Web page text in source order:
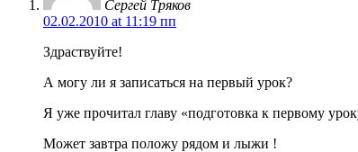
Сергей Тряков
02.02.2010 at 11:19 пп
Здраствуйте!
А могу ли я записаться на первый урок?
Я уже прочитал главу «подготовка к первому
Может завтра положу рядом и лыжи !